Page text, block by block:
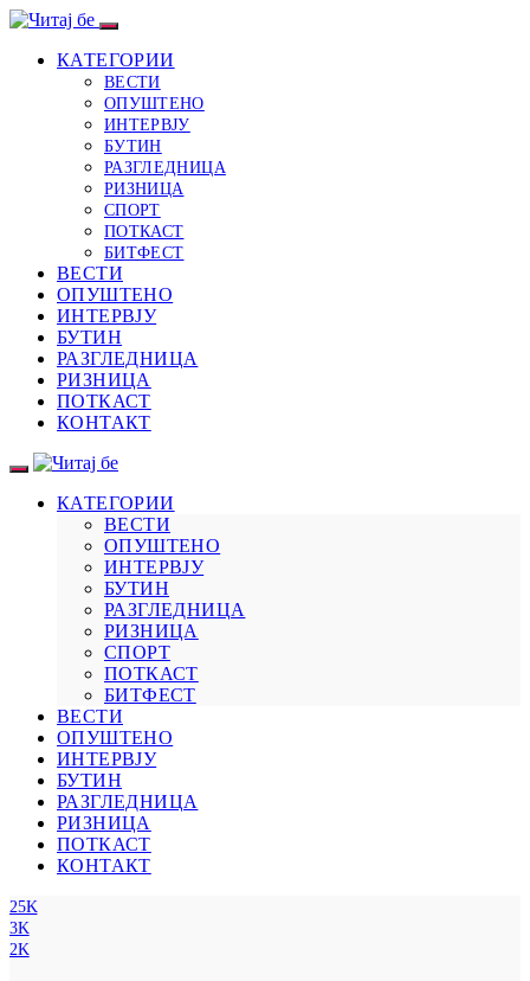
КАТЕГОРИИ
ВЕСТИ
ОПУШТЕНО
ИНТЕРВЈУ
БУТИН
РАЗГЛЕДНИЦА
РИЗНИЦА
СПОРТ
ПОТКАСТ
БИТФЕСТ
ВЕСТИ
ОПУШТЕНО
ИНТЕРВЈУ
БУТИН
РАЗГЛЕДНИЦА
РИЗНИЦА
ПОТКАСТ
КОНТАКТ
КАТЕГОРИИ
ВЕСТИ
ОПУШТЕНО
ИНТЕРВЈУ
БУТИН
РАЗГЛЕДНИЦА
РИЗНИЦА
СПОРТ
ПОТКАСТ
БИТФЕСТ
ВЕСТИ
ОПУШТЕНО
ИНТЕРВЈУ
БУТИН
РАЗГЛЕДНИЦА
РИЗНИЦА
ПОТКАСТ
КОНТАКТ
25K
3K
2K